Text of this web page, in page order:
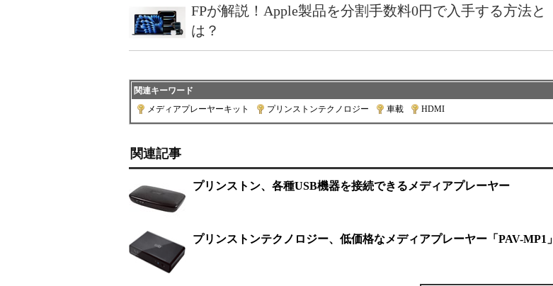
FPが解説！Apple製品を分割手数料0円で入手する方法と
は？
関連キーワード
メディアプレーヤーキット
プリンストンテクノロジー 車載 HDMI
関連記事
プリンストン、各種USB機器を接続できるメディアプレーヤー
プリンストンテクノロジー、低価格なメディアプレーヤー「PAV-MP1」